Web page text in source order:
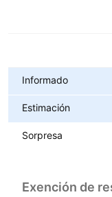
Informado
Estimación
Sorpresa
Exención de